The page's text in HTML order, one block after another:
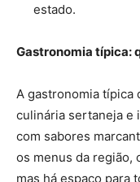
estado.
Gastronomia típica:
A gastronomia típica
culinária sertaneja e
com sabores
os menus da região,
mas há espaço para